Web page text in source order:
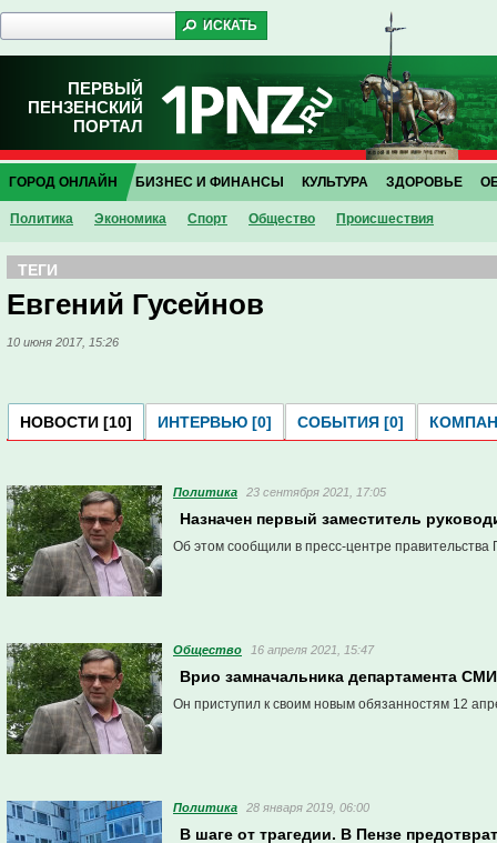
ПЕРВЫЙ
ПЕНЗЕНСКИЙ
ПОРТАЛ
ГОРОД ОНЛАЙН
Политика Экономика Спорт Общество Проиcшествия
БИЗНЕС И ФИНАНСЫ КУЛЬТУРА ЗДОРОВЬЕ
ТЕГИ
Евгений Гусейнов
10 июня 2017, 15:26
НОВОСТИ [10] ИНТЕРВЬЮ [0] СОБЫТИЯ [0]
Политика 23 сентября 2021, 17:05
Назначен первый заместитель
Об этом сообщили в пресс-центре правительства
Общество 16 апреля 2021, 15:47
Врио замначальника департамента
Он приступил к своим новым обязанностям 12
Политика 28 января 2019, 06:00
В шаге от трагедии. В Пензе